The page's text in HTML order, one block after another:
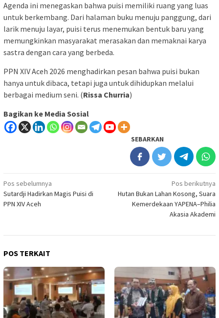
Agenda ini menegaskan bahwa puisi memiliki ruang yang luas
untuk berkembang. Dari halaman buku menuju panggung, dari
larik menuju layar, puisi terus menemukan bentuk baru yang
memungkinkan masyarakat merasakan dan memaknai karya
sastra dengan cara yang berbeda.
PPN XIV Aceh 2026 menghadirkan pesan bahwa puisi bukan
hanya untuk dibaca, tetapi juga untuk dihidupkan melalui
berbagai medium seni. (Rissa Churria)
Bagikan ke Media Sosial
SEBARKAN
Navigasi
pos
Pos sebelumnya
Sutardji Hadirkan Magis Puisi di
PPN XIV Aceh
Pos berikutnya
Hutan Bukan Lahan Kosong, Suara
Kemerdekaan YAPENA–Philia
Akasia Akademi
POS TERKAIT